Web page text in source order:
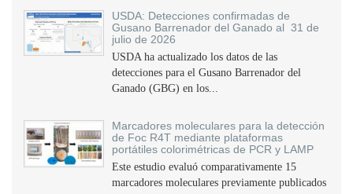
USDA: Detecciones confirmadas de
Gusano Barrenador del Ganado al 31 de
julio de 2026
USDA ha actualizado los datos de las
detecciones para el Gusano Barrenador del
Ganado (GBG) en los...
Marcadores moleculares para la detección
de Foc R4T mediante plataformas
portátiles colorimétricas de PCR y LAMP
Este estudio evaluó comparativamente 15
marcadores moleculares previamente publicados